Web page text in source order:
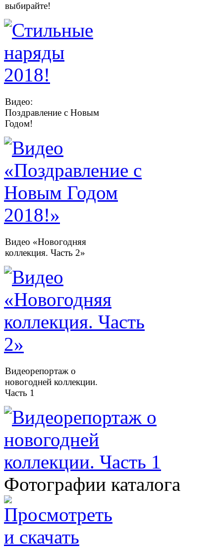
выбирайте!
Видео:
Поздравление с Новым
Годом!
Видео «Новогодняя
коллекция. Часть 2»
Видеорепортаж о
новогодней коллекции.
Часть 1
Фотографии каталога